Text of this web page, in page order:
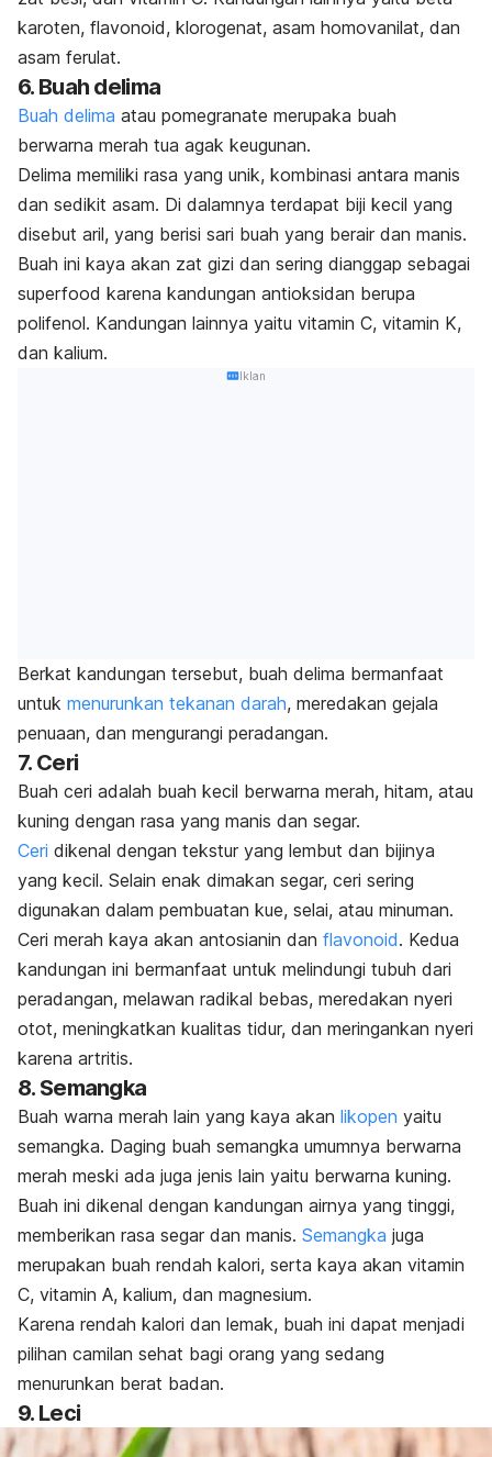
karoten, flavonoid, klorogenat, asam homovanilat, dan
asam ferulat.
6. Buah delima
Buah delima atau pomegranate merupaka buah
berwarna merah tua agak keugunan.
Delima memiliki rasa yang unik, kombinasi antara manis
dan sedikit asam. Di dalamnya terdapat biji kecil yang
disebut aril, yang berisi sari buah yang berair dan manis.
Buah ini kaya akan zat gizi dan sering dianggap sebagai
superfood karena kandungan antioksidan berupa
polifenol. Kandungan lainnya yaitu vitamin C, vitamin K,
dan kalium.
Iklan
Berkat kandungan tersebut, buah delima bermanfaat
untuk menurunkan tekanan darah, meredakan gejala
penuaan, dan mengurangi peradangan.
7. Ceri
Buah ceri adalah buah kecil berwarna merah, hitam, atau
kuning dengan rasa yang manis dan segar.
Ceri dikenal dengan tekstur yang lembut dan bijinya
yang kecil. Selain enak dimakan segar, ceri sering
digunakan dalam pembuatan kue, selai, atau minuman.
Ceri merah kaya akan antosianin dan flavonoid. Kedua
kandungan ini bermanfaat untuk melindungi tubuh dari
peradangan, melawan radikal bebas, meredakan nyeri
otot, meningkatkan kualitas tidur, dan meringankan nyeri
karena artritis.
8. Semangka
Buah warna merah lain yang kaya akan likopen yaitu
semangka. Daging buah semangka umumnya berwarna
merah meski ada juga jenis lain yaitu berwarna kuning.
Buah ini dikenal dengan kandungan airnya yang tinggi,
memberikan rasa segar dan manis. Semangka juga
merupakan buah rendah kalori, serta kaya akan vitamin
C, vitamin A, kalium, dan magnesium.
Karena rendah kalori dan lemak, buah ini dapat menjadi
pilihan camilan sehat bagi orang yang sedang
menurunkan berat badan.
9. Leci